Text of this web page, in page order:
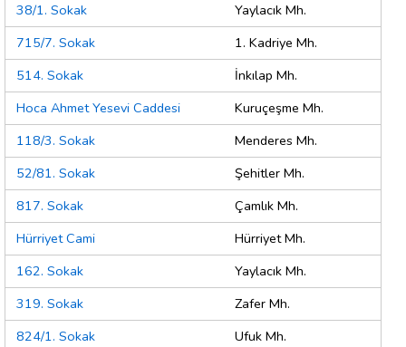
38/1. Sokak
Yaylacık Mh.
715/7. Sokak
1. Kadriye Mh.
514. Sokak
İnkılap Mh.
Hoca Ahmet Yesevi Caddesi
Kuruçeşme Mh.
118/3. Sokak
Menderes Mh.
52/81. Sokak
Şehitler Mh.
817. Sokak
Çamlık Mh.
Hürriyet Cami
Hürriyet Mh.
162. Sokak
Yaylacık Mh.
319. Sokak
Zafer Mh.
824/1. Sokak
Ufuk Mh.